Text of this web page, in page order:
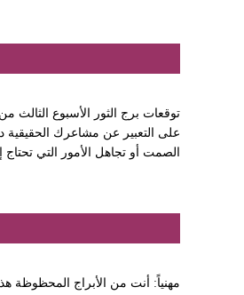
توقعات برج الثور الأسبوع الثالث
على التعبير عن مشاعرك الحقيقية
الصمت أو تجاهل الأمور التي
مهنياً: أنت من الأبراج المحظوظة